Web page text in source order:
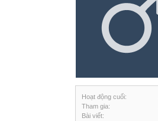
Hoạt động cuối:
Tham gia:
Bài viết: